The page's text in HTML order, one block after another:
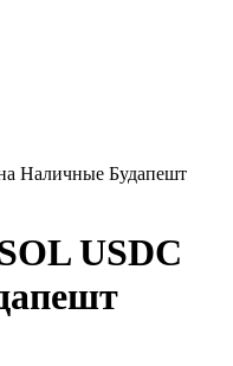
Наличные Будапешт
USDC